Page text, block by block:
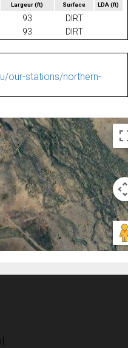
Largeur(ft) Surface LDA(ft)
93
DIRT
93 DIRT
our-stations/northern-